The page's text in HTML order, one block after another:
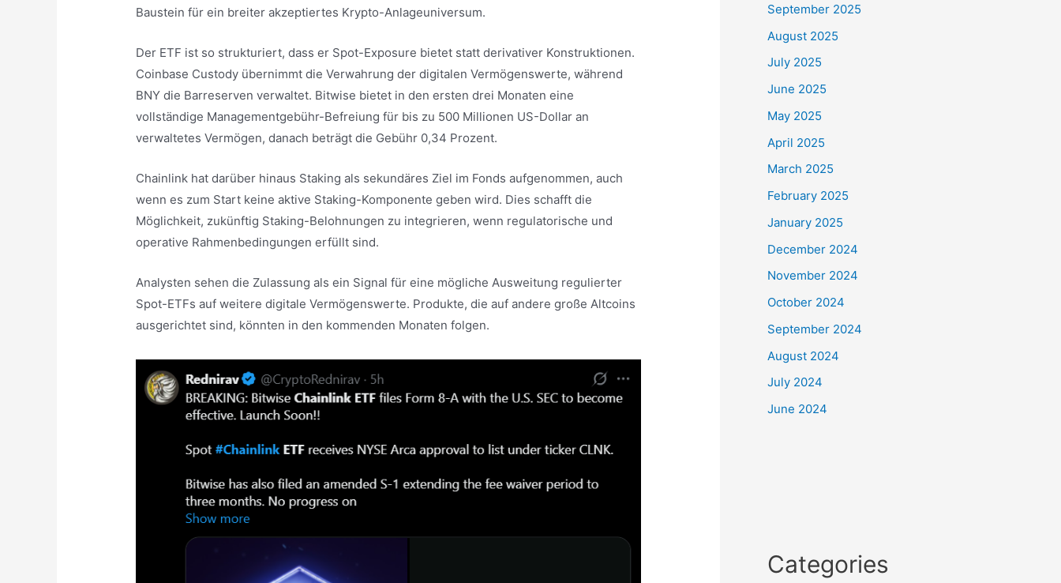
Baustein für ein breiter akzeptiertes Krypto-Anlageuniversum.
Der ETF ist so strukturiert, dass er Spot-Exposure bietet statt derivativer Konstruktionen.
Coinbase Custody übernimmt die Verwahrung der digitalen Vermögenswerte, während
BNY die Barreserven verwaltet. Bitwise bietet in den ersten drei Monaten eine
vollständige Managementgebühr-Befreiung für bis zu 500 Millionen US-Dollar an
verwaltetes Vermögen, danach beträgt die Gebühr 0,34 Prozent.
Chainlink hat darüber hinaus Staking als sekundäres Ziel im Fonds aufgenommen, auch
wenn es zum Start keine aktive Staking-Komponente geben wird. Dies schafft die
Möglichkeit, zukünftig Staking-Belohnungen zu integrieren, wenn regulatorische und
operative Rahmenbedingungen erfüllt sind.
Analysten sehen die Zulassung als ein Signal für eine mögliche Ausweitung regulierter
Spot-ETFs auf weitere digitale Vermögenswerte. Produkte, die auf andere große Altcoins
ausgerichtet sind, könnten in den kommenden Monaten folgen.
September 2025
August 2025
July 2025
June 2025
May 2025
April 2025
March 2025
February 2025
January 2025
December 2024
November 2024
October 2024
September 2024
August 2024
July 2024
June 2024
Categories